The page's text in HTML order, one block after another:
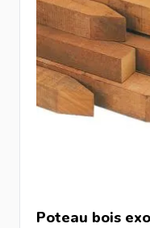
Poteau bois